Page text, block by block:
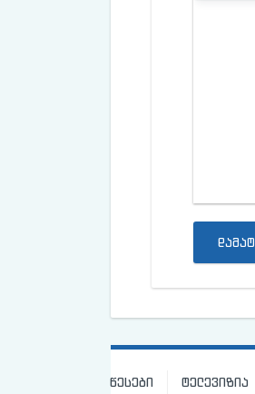
წესები ტელევიზია